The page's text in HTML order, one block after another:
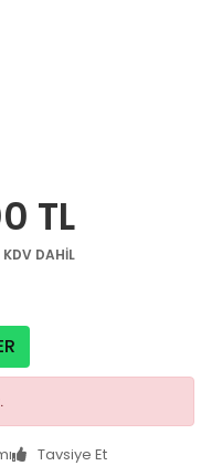
TL
KDV DAHİL
Tavsiye Et